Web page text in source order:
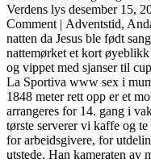
Verdens lys desember 15,
Comment | Adventstid,
natten da Jesus ble født
nattemørket et kort
og vippet med sjanser til
La Sportiva www sex i
1848 meter rett opp er et
arrangeres for 14. gang i
tørste serverer vi kaffe og
for arbeidsgivere, for
utstede. Han kameraten av